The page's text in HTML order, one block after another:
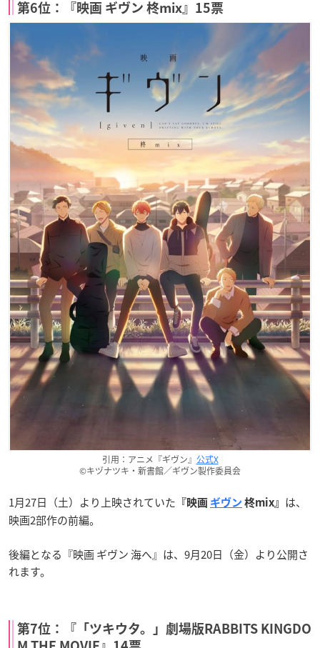
第6位：『映画 ギヴン 柊mix』15票
引用：アニメ『ギヴン』 公式X
©キヅナツキ・新書館／ギヴン製作委員会
1月27日（土）より上映されていた 『映画 ギヴン 柊mix』 は、
映画2部作の前編。
後編となる『映画 ギヴン 海へ』は、9月20日（金）より公開さ
れます。
第7位：『「ツキウタ。」劇場版RABBITS KINGDO